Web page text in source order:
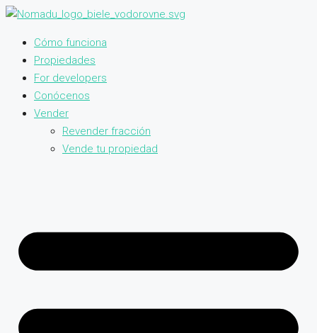
Cómo funciona
Propiedades
For developers
Conócenos
Vender
Revender fracción
Vende tu propiedad